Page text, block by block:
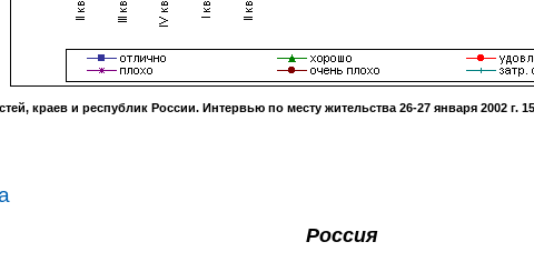
краев и республик России. Интервью по месту жительства 26-27 января 2002 г.
Россия